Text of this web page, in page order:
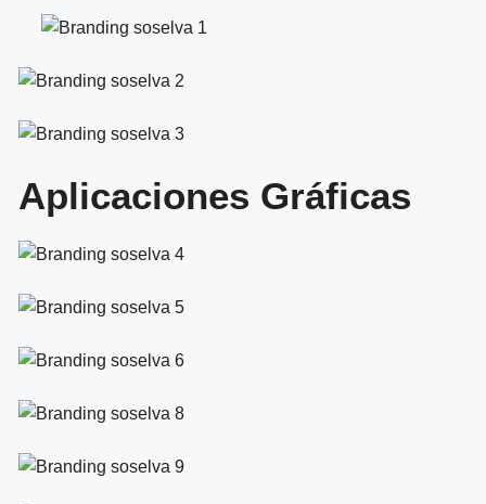
Aplicaciones Gráficas